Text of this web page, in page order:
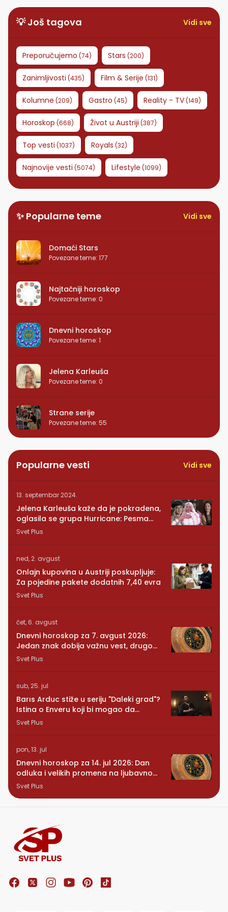
💡 Još tagova Vidi sve
Preporučujemo (74) Stars (200)
Zanimljivosti (435) Film & Serije (131)
Kolumne (209) Gastro (45) Reality - TV(149)
Horoskop (668) Život u Austriji (387)
Top vesti (1037) Royals (32)
Najnovije vesti (5074) Lifestyle (1099)
✨ Popularne teme Vidi sve
Domaći Stars
Povezane teme: 177
Najtačniji horoskop
Povezane teme: 0
Dnevni horoskop
Povezane teme: 1
Jelena Karleuša
Povezane teme: 0
Strane serije
Povezane teme: 55
Popularne vesti Vidi sve
13. septembar 2024.
Jelena Karleuša kaže da je pokradena,
oglasila se grupa Hurricane: Pesma
RUNDE je naša!
Svet Plus
ned, 2. avgust
Onlajn kupovina u Austriji poskupljuje:
Za pojedine pakete dodatnih 7,40 evra
Svet Plus
čet, 6. avgust
Dnevni horoskop za 7. avgust 2026:
Jedan znak dobija važnu vest, drugom
se vraća osoba iz prošlosti
Svet Plus
sub, 25. jul
Barıs Arduc stiže u seriju "Daleki grad"?
Istina o Enveru koji bi mogao da
promeni sve
Svet Plus
pon, 13. jul
Dnevni horoskop za 14. jul 2026: Dan
odluka i velikih promena na ljubavnom
planu
Svet Plus